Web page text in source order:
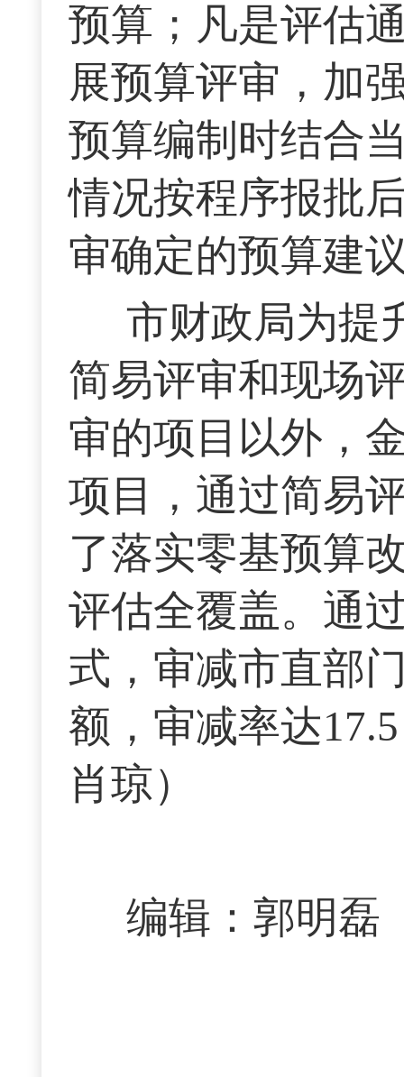
预算；凡是评估
展预算评审，加
预算编制时结合
情况按程序报批
审确定的预算建
市财政局为提
简易评审和现场
审的项目以外，
项目，通过简易
了落实零基预算
评估全覆盖。通
式，审减市直部
额，审减率达
肖琼）
编辑：郭明磊